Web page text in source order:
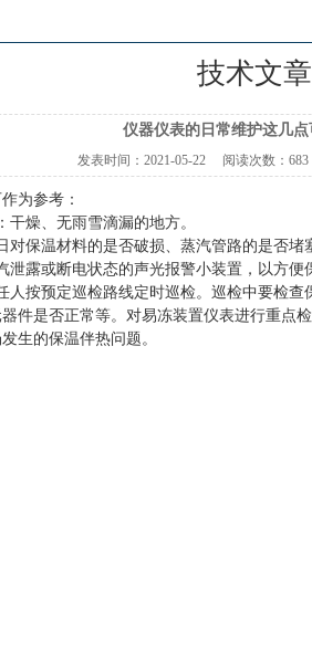
技术文章
仪器仪表的日常维护这几
发表时间： 2021-05-22 阅读次数：
为参考：
燥、无雨雪滴漏的地方。
对保温材料的是否破损、蒸汽管路的是否堵
泄露或断电状态的声光报警小装置，以方便
人按预定巡检路线定时巡检。巡检中要检
件是否正常等。对易冻装置仪表进行重点
生的保温伴热问题。